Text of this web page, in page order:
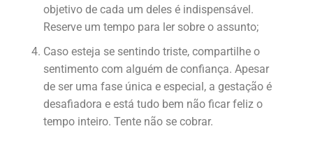
objetivo de cada um deles é indispensável.
Reserve um tempo para ler sobre o assunto;
Caso esteja se sentindo triste, compartilhe o
sentimento com alguém de confiança. Apesar
de ser uma fase única e especial, a gestação é
desafiadora e está tudo bem não ficar feliz o
tempo inteiro. Tente não se cobrar.